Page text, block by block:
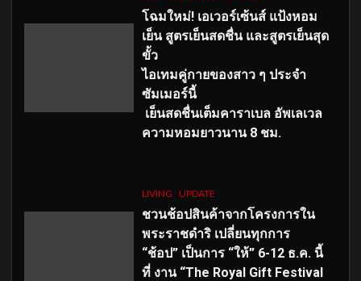
โฉมใหม่! เอเวอร์เซ้นส์ แป้งหอม
เย็น สูตรเย็นสดชื่น และสูตรเย็นสุด
ขั้ว
ไอเทมคู่กายของสาว ๆ ประจำ
ซัมเมอร์นี้
เย็นสดชื่นเต็มคาราเบล อัพเลเวล
ความหอมยาวนาน 8 ชม.
LIVING UPDATE
ชวนช้อปสินค้าจากโครงการใน
พระราชดำริ เปลี่ยนทุกการ
“ช้อป” เป็นการ “ให้” 6-12 ธ.ค. นี้
ที่ งาน “The Royal Gift Festival